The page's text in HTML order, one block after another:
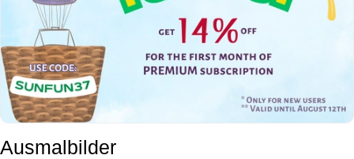
Ausmalbilder